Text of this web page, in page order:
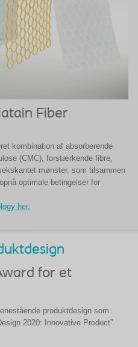
Fiber
kombination af absorberende
(CMC), forstærkende fibre,
mønster, som tilsammen
optimale betingelser for
her.
for et
produktdesign som
2020: Innovative Product”.